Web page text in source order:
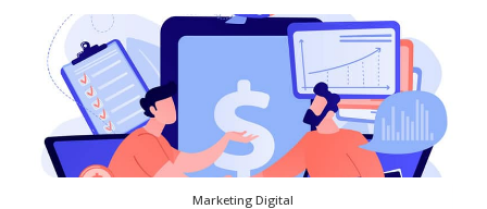
Marketing Digital